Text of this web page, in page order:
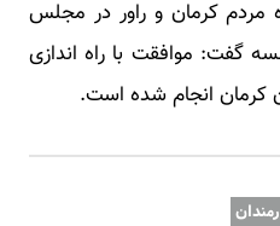
مردم کرمان و راور در مجلس
گفت: موافقت با راه اندازی
کرمان انجام شده است.